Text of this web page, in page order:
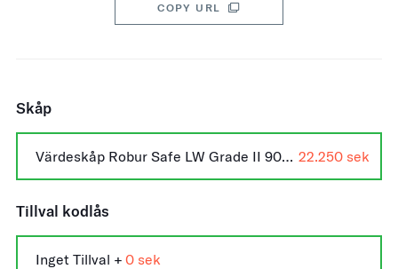
COPY URL
Skåp
Värdeskåp Robur Safe LW Grade II 900 + 22.250
Tillval kodlås
Inget Tillval + 0